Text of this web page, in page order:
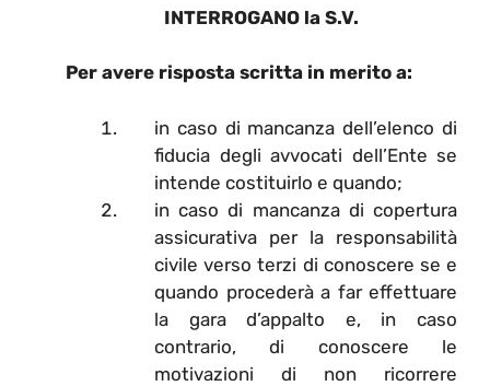
INTERROGANO la S.V.
Per avere risposta scritta in merito a:
in caso di mancanza dell’elenco di
fiducia degli avvocati dell’Ente se
intende costituirlo e quando;
in caso di mancanza di copertura
assicurativa per la responsabilità
civile verso terzi di conoscere se e
quando procederà a far effettuare
la gara d’appalto e, in caso
contrario, di conoscere le
motivazioni di non ricorrere